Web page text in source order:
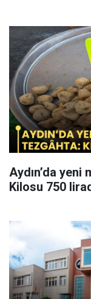
Aydın’da
Kilosu 750